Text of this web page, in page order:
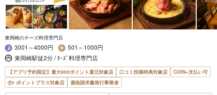
東岡崎のチーズ料理専門店
3001～4000円
501～1000円
東岡崎駅徒2分 / ﾁｰｽﾞ料理専門店
【アプリ予約限定】最大800ポイント還元対象店 口コミ投稿特典対象店
COIN+支払い可
ポイントプラス対象店
適格請求書発行事業者